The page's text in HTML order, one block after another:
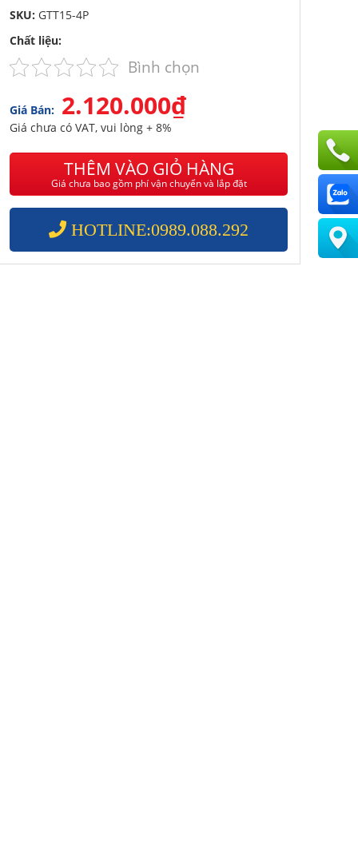
SKU: GTT15-4P
Chất liệu:
Bình chọn
Giá Bán: 2.120.000₫
Giá chưa có VAT, vui lòng + 8%
THÊM VÀO GIỎ HÀNG
Giá chưa bao gồm phí vận chuyển và lắp đặt
HOTLINE:0989.088.292